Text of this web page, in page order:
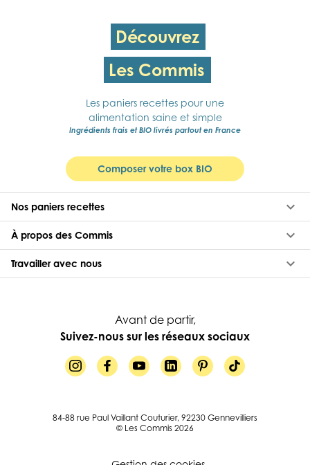
Découvrez
Les Commis
Les paniers recettes pour une
alimentation saine et simple
Ingrédients frais et BIO livrés partout en France
Composer votre box BIO
Nos paniers recettes keyboard_arrow_down
À propos des Commis keyboard_arrow_down
Travailler avec nous keyboard_arrow_down
Avant de partir,
Suivez-nous sur les réseaux sociaux
84-88 rue Paul Vaillant Couturier, 92230 Gennevilliers
© Les Commis 2026